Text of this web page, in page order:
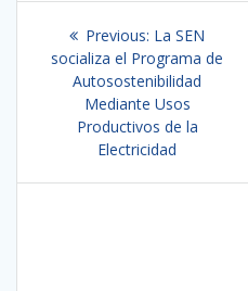
Navegación
de
entradas
Previous: Previous
post:
La SEN
socializa el Programa de
Autosostenibilidad
Mediante Usos
Productivos de la
Electricidad